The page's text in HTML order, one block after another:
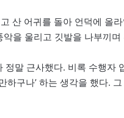
산 어귀를 돌아 언덕에 올
을 울리고 깃발을 나부끼
말 근사했다. 비록 수행자
구나’ 하는 생각을 했다.